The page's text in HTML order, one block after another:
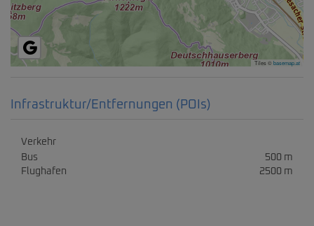
Tiles ©basemap.at
Infrastruktur/Entfernungen (POIs)
Verkehr
Bus
500 m
Flughafen
2500 m